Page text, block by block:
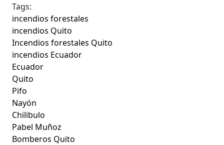
Tags:
incendios forestales
incendios Quito
Incendios forestales Quito
incendios Ecuador
Ecuador
Quito
Pifo
Nayón
Chilibulo
Pabel Muñoz
Bomberos Quito